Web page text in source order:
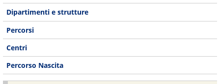
Dipartimenti e strutture
Percorsi
Centri
Percorso Nascita